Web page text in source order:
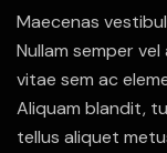
Maecenas
Nullam semper
vitae sem ac
Aliquam blandit,
tellus aliquet